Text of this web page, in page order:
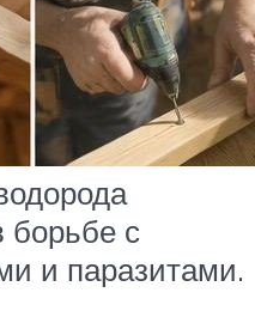
борьбе с
и паразитами.